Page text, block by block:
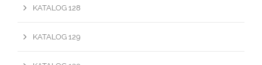
KATALOG 128
KATALOG 129